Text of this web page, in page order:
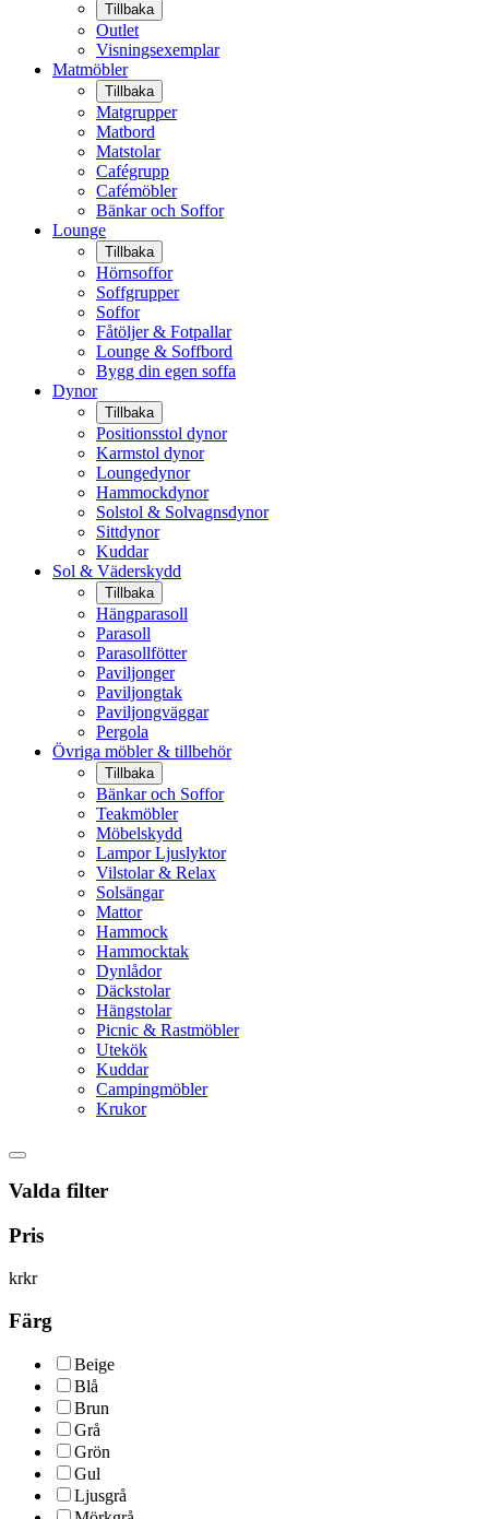
Tillbaka
Outlet
Visningsexemplar
Matmöbler
Tillbaka
Matgrupper
Matbord
Matstolar
Cafégrupp
Cafémöbler
Bänkar och Soffor
Lounge
Tillbaka
Hörnsoffor
Soffgrupper
Soffor
Fåtöljer & Fotpallar
Lounge & Soffbord
Bygg din egen soffa
Dynor
Tillbaka
Positionsstol dynor
Karmstol dynor
Loungedynor
Hammockdynor
Solstol & Solvagnsdynor
Sittdynor
Kuddar
Sol & Väderskydd
Tillbaka
Hängparasoll
Parasoll
Parasollfötter
Paviljonger
Paviljongtak
Paviljongväggar
Pergola
Övriga möbler & tillbehör
Tillbaka
Bänkar och Soffor
Teakmöbler
Möbelskydd
Lampor Ljuslyktor
Vilstolar & Relax
Solsängar
Mattor
Hammock
Hammocktak
Dynlådor
Däckstolar
Hängstolar
Picnic & Rastmöbler
Utekök
Kuddar
Campingmöbler
Krukor
Valda filter
Pris
krkr
Färg
Beige
Blå
Brun
Grå
Grön
Gul
Ljusgrå